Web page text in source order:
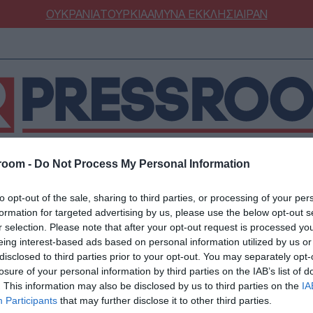
- Do Not Process My Personal Information
opt-out of the sale, sharing to third parties, or processing of your
for targeted advertising by us, please use the below opt-out
selection. Please note that after your opt-out request is processed
interest-based ads based on personal information utilized by us
to third parties prior to your opt-out. You may separately
of your personal information by third parties on the IAB’s list of
This information may also be disclosed by us to third parties on the
Participants that may further disclose it to other third parties.
ΟΥΚΡΑΝΙΑΤΟΥΡΚΙΑΑΜΥΝΑΕΚΚΛΗΣΙΑΙΡΑΝ
ΕΛΛΑΔΑ ΕΚΚΛΗΣΙΑ ΑΜΥΝΑ ΔΙΕΘΝΗ
ΟΙΚΟΝΟΜΙΑ
ΔΙΕΘΝΗ
SPORTS
ΥΓΕΙΑ
ΑΡΘΡΟΓΡΑΦΙΑ
ΕΛΛΑΔΑ
02/10/2025 - 10:11
Ηράκλειο: Αναγκαστική